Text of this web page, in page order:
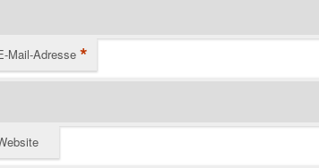
Mail-Adresse *